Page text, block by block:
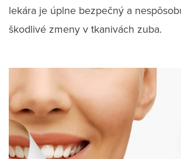
lekára je úplne bezpečný a
škodlivé zmeny v tkanivách zuba.